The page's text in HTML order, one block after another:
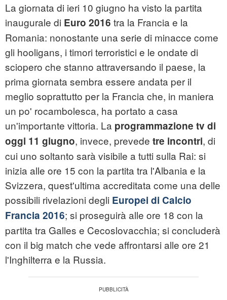
La giornata di ieri 10 giugno ha visto la partita
inaugurale di Euro 2016 tra la Francia e la
Romania: nonostante una serie di minacce come
gli hooligans, i timori terroristici e le ondate di
sciopero che stanno attraversando il paese, la
prima giornata sembra essere andata per il
meglio soprattutto per la Francia che, in maniera
un po' rocambolesca, ha portato a casa
un'importante vittoria. La programmazione tv di
oggi 11 giugno, invece, prevede tre incontri, di
cui uno soltanto sarà visibile a tutti sulla Rai: si
inizia alle ore 15 con la partita tra l'Albania e la
Svizzera, quest'ultima accreditata come una delle
possibili rivelazioni degli Europei di Calcio
Francia 2016; si proseguirà alle ore 18 con la
partita tra Galles e Cecoslovacchia; si concluderà
con il big match che vede affrontarsi alle ore 21
l'Inghilterra e la Russia.